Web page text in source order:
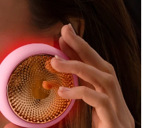
Entrega prevista
Entrega prevista8/10/26
Entrega prevista8/9/26